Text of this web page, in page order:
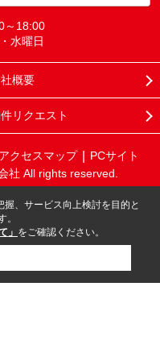
～18:00
水曜日
概要
リクエスト
アクセスマップ
PCサイト
社 All rights reserved.
、サービス向上検討を目的と
。
」 をご確認ください。